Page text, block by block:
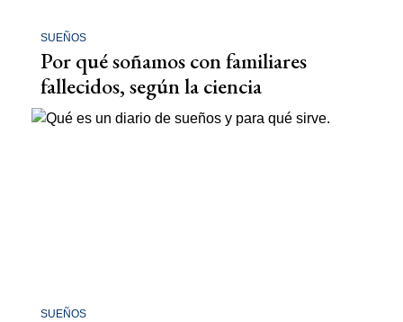
SUEÑOS
Por qué soñamos con familiares
fallecidos, según la ciencia
SUEÑOS